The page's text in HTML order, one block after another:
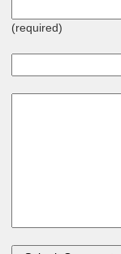
(required)